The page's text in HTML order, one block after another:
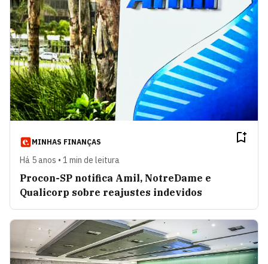
MINHAS FINANÇAS
Há 5 anos • 1 min de leitura
Procon-SP notifica Amil, NotreDame e
Qualicorp sobre reajustes indevidos